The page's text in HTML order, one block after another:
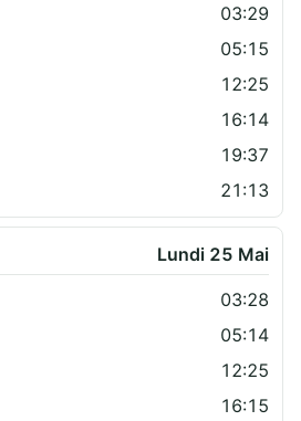
03:29
05:15
12:25
16:14
19:37
21:13
Lundi 25 Mai
03:28
05:14
12:25
16:15